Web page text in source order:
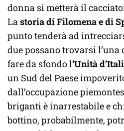
donna si metterà il
La storia di Filomena e di
punto tenderà ad
due possano trovarsi l’una
fare da sfondo l‘Unità
un Sud del Paese
dall’occupazione
briganti è inarrestabile e
bottino, probabilmente,